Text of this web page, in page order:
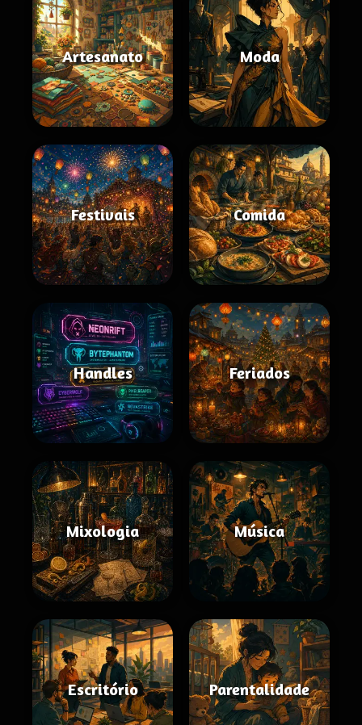
Artesanato Moda
Festivais Comida
Handles Feriados
Mixologia Música
Escritório Parentalidade